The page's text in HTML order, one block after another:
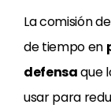
La comisión
de tiempo en
defensaque
usar para